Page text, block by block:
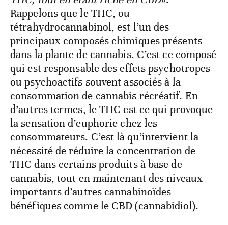
Rappelons que le THC, ou
tétrahydrocannabinol, est l’un des
principaux composés chimiques présents
dans la plante de cannabis. C’est ce composé
qui est responsable des effets psychotropes
ou psychoactifs souvent associés à la
consommation de cannabis récréatif. En
d’autres termes, le THC est ce qui provoque
la sensation d’euphorie chez les
consommateurs. C’est là qu’intervient la
nécessité de réduire la concentration de
THC dans certains produits à base de
cannabis, tout en maintenant des niveaux
importants d’autres cannabinoïdes
bénéfiques comme le CBD (cannabidiol).